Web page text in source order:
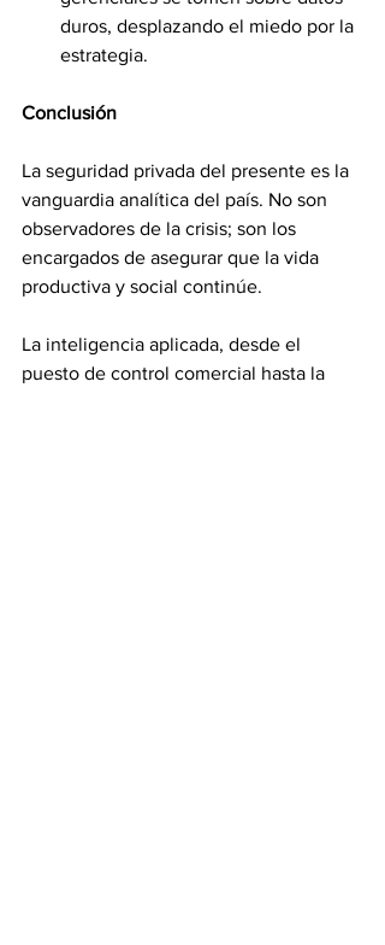
duros, desplazando el miedo por la
estrategia.
Conclusión
La seguridad privada del presente es la
vanguardia analítica del país. No son
observadores de la crisis; son los
encargados de asegurar que la vida
productiva y social continúe.
La inteligencia aplicada, desde el
puesto de control comercial hasta la